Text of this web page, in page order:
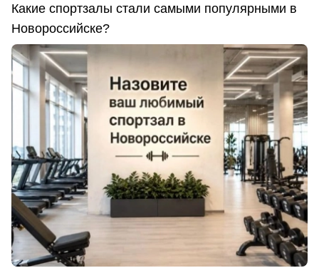
Какие спортзалы стали самыми популярными в
Новороссийске?